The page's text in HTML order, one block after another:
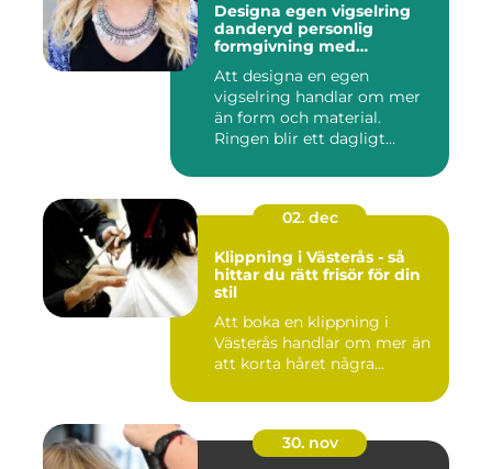
Designa egen vigselring
danderyd personlig
formgivning med
Att designa en egen
vigselring handlar om mer
än form och material.
Ringen blir ett dagligt
02. dec
Klippning i Västerås - så
hittar du rätt frisör för din
stil
Att boka en klippning i
Västerås handlar om mer än
att korta håret några...
30. nov